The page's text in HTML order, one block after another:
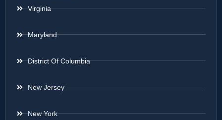
Virginia
Maryland
District Of Columbia
New Jersey
New York